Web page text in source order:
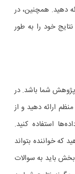
دهید. همچنین، در
خود را به طور
پژوهش شما باشد. در
ارائه دهید و از
استفاده کنید.
که خواننده بتواند
باید به سوالات